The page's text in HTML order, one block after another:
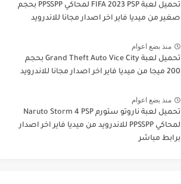
تحميل لعبة FIFA 2023 PSP لمحاكي PPSSPP بحجم
صغير من ميديا فاير اخر اصدار مجانا للاندرويد
منذ بضع اعوام
تحميل لعبة Grand Theft Auto Vice City بحجم
200 ميجا من ميديا فاير اخر اصدار مجانا للاندرويد
منذ بضع اعوام
تحميل لعبة ناروتو ستورم Naruto Storm 4 PSP
لمحاكي PPSSPP للاندرويد من ميديا فاير اخر اصدار
برابط مباشر